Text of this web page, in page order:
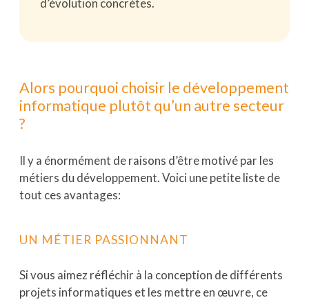
d’évolution concrètes.
Alors pourquoi choisir le développement
informatique plutôt qu’un autre secteur
?
Il y a énormément de raisons d’être motivé par les
métiers du développement. Voici une petite liste de
tout ces avantages:
UN MÉTIER PASSIONNANT
Si vous aimez réfléchir à la conception de différents
projets informatiques et les mettre en œuvre, ce